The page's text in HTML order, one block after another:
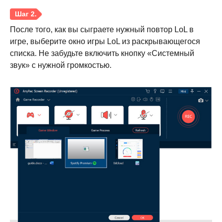
После того, как вы сыграете нужный повтор LoL в
игре, выберите окно игры LoL из раскрывающегося
списка. Не забудьте включить кнопку «Системный
звук» с нужной громкостью.